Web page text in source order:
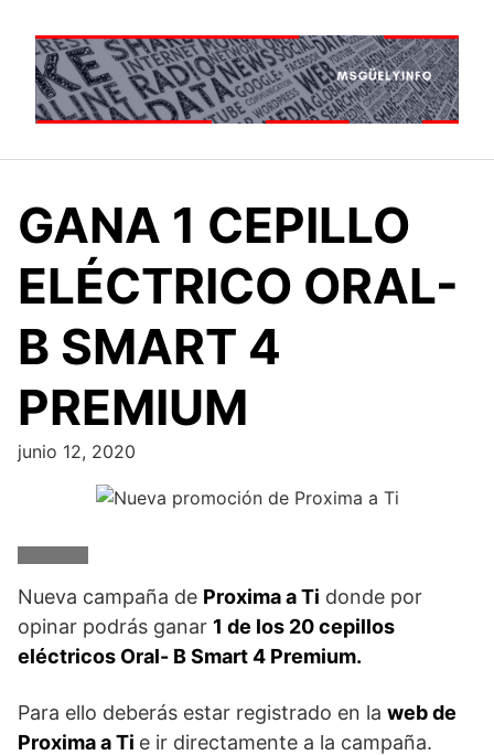
contenido
GANA 1 CEPILLO
ELÉCTRICO ORAL-
B SMART 4
PREMIUM
junio 12, 2020
Nueva campaña de Proxima a Ti donde por
opinar podrás ganar 1 de los 20 cepillos
eléctricos Oral- B Smart 4 Premium.
Para ello deberás estar registrado en la web de
Proxima a Ti e ir directamente a la campaña.